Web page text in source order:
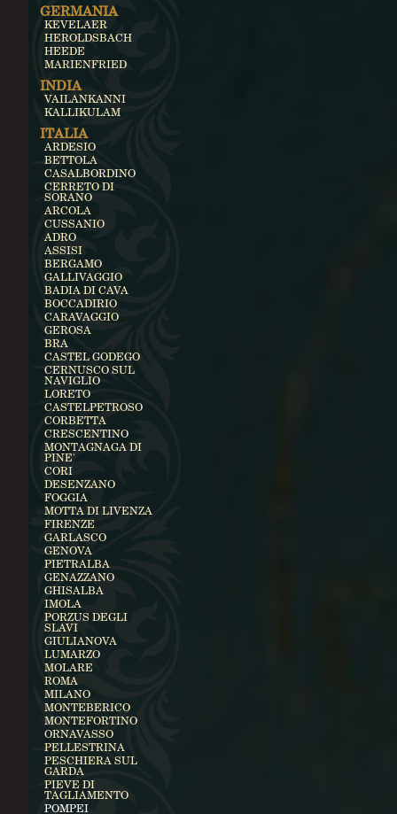
GERMANIA
KEVELAER
HEROLDSBACH
HEEDE
MARIENFRIED
INDIA
VAILANKANNI
KALLIKULAM
ITALIA
ARDESIO
BETTOLA
CASALBORDINO
CERRETO DI
SORANO
ARCOLA
CUSSANIO
ADRO
ASSISI
BERGAMO
GALLIVAGGIO
BADIA DI CAVA
BOCCADIRIO
CARAVAGGIO
GEROSA
BRA
CASTEL GODEGO
CERNUSCO SUL
NAVIGLIO
LORETO
CASTELPETROSO
CORBETTA
CRESCENTINO
MONTAGNAGA DI
PINE'
CORI
DESENZANO
FOGGIA
MOTTA DI LIVENZA
FIRENZE
GARLASCO
GENOVA
PIETRALBA
GENAZZANO
GHISALBA
IMOLA
PORZUS DEGLI
SLAVI
GIULIANOVA
LUMARZO
MOLARE
ROMA
MILANO
MONTEBERICO
MONTEFORTINO
ORNAVASSO
PELLESTRINA
PESCHIERA SUL
GARDA
PIEVE DI
TAGLIAMENTO
POMPEI